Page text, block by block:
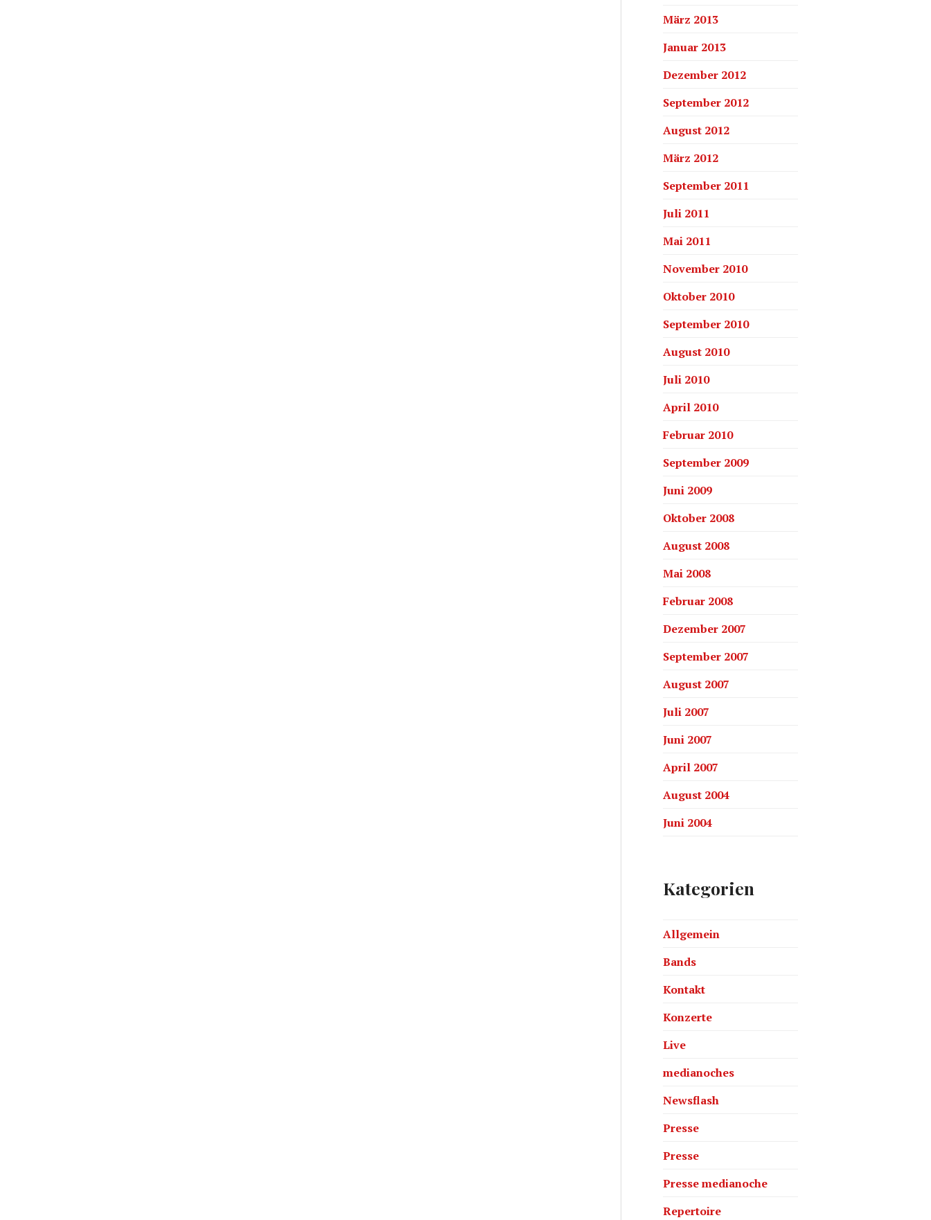
März 2013
Januar 2013
Dezember 2012
September 2012
August 2012
März 2012
September 2011
Juli 2011
Mai 2011
November 2010
Oktober 2010
September 2010
August 2010
Juli 2010
April 2010
Februar 2010
September 2009
Juni 2009
Oktober 2008
August 2008
Mai 2008
Februar 2008
Dezember 2007
September 2007
August 2007
Juli 2007
Juni 2007
April 2007
August 2004
Juni 2004
Kategorien
Allgemein
Bands
Kontakt
Konzerte
Live
medianoches
Newsflash
Presse
Presse
Presse medianoche
Repertoire